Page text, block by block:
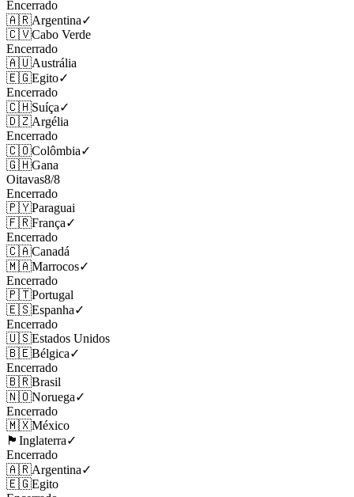
Encerrado
🇦🇷Argentina✓
🇨🇻Cabo Verde
Encerrado
🇦🇺Austrália
🇪🇬Egito✓
Encerrado
🇨🇭Suíça✓
🇩🇿Argélia
Encerrado
🇨🇴Colômbia✓
🇬🇭Gana
Oitavas8/8
Encerrado
🇵🇾Paraguai
🇫🇷França✓
Encerrado
🇨🇦Canadá
🇲🇦Marrocos✓
Encerrado
🇵🇹Portugal
🇪🇸Espanha✓
Encerrado
🇺🇸Estados Unidos
🇧🇪Bélgica✓
Encerrado
🇧🇷Brasil
🇳🇴Noruega✓
Encerrado
🇲🇽México
🏴󠁧󠁢󠁥󠁮󠁧󠁿 Inglaterra✓
Encerrado
🇦🇷Argentina✓
🇪🇬Egito